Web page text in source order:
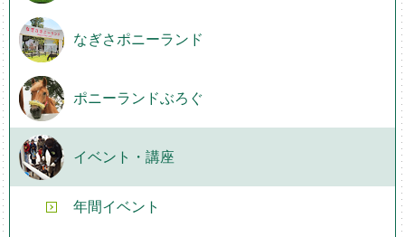
なぎさポニーランド
ポニーランドぶろぐ
イベント・講座
年間イベント